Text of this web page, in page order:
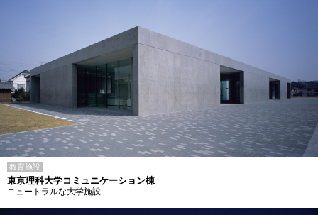
教育施設
東京理科大学コミュニケーション棟
ニュートラルな大学施設